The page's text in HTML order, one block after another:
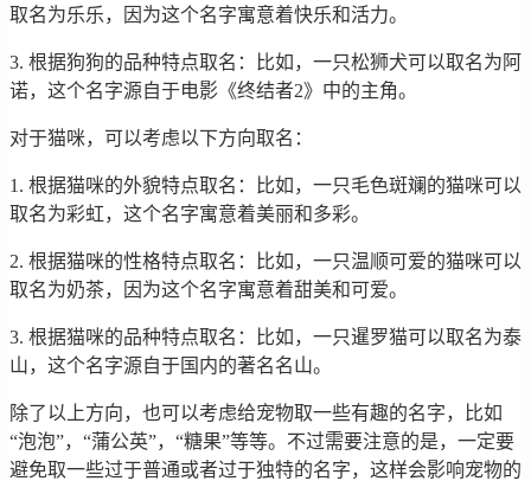
取名为乐乐，因为这个名字寓意着快乐和活力。
3. 根据狗狗的品种特点取名：比如，一只松狮犬可以取名为阿
诺，这个名字源自于电影《终结者2》中的主角。
对于猫咪，可以考虑以下方向取名：
1. 根据猫咪的外貌特点取名：比如，一只毛色斑斓的猫咪可以
取名为彩虹，这个名字寓意着美丽和多彩。
2. 根据猫咪的性格特点取名：比如，一只温顺可爱的猫咪可以
取名为奶茶，因为这个名字寓意着甜美和可爱。
3. 根据猫咪的品种特点取名：比如，一只暹罗猫可以取名为泰
山，这个名字源自于国内的著名名山。
除了以上方向，也可以考虑给宠物取一些有趣的名字，比如
“泡泡”，“蒲公英”，“糖果”等等。不过需要注意的是，一定要
避免取一些过于普通或者过于独特的名字，这样会影响宠物的